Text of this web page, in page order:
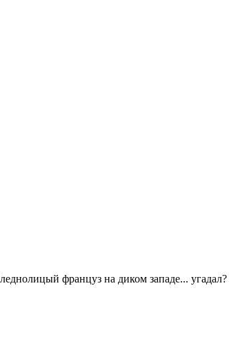
француз на диком западе... угадал?